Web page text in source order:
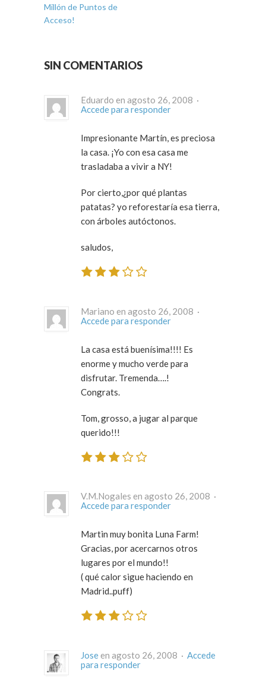
Millón de Puntos de
Acceso!
SIN COMENTARIOS
Eduardo en agosto 26, 2008 ·
Accede para responder
Impresionante Martín, es preciosa
la casa. ¡Yo con esa casa me
trasladaba a vivir a NY!
Por cierto,¿por qué plantas
patatas? yo reforestaría esa tierra,
con árboles autóctonos.
saludos,
Mariano en agosto 26, 2008 ·
Accede para responder
La casa está buenísima!!!! Es
enorme y mucho verde para
disfrutar. Tremenda….!
Congrats.
Tom, grosso, a jugar al parque
querido!!!
V.M.Nogales en agosto 26, 2008 ·
Accede para responder
Martin muy bonita Luna Farm!
Gracias, por acercarnos otros
lugares por el mundo!!
( qué calor sigue haciendo en
Madrid..puff)
Jose en agosto 26, 2008 · Accede
para responder